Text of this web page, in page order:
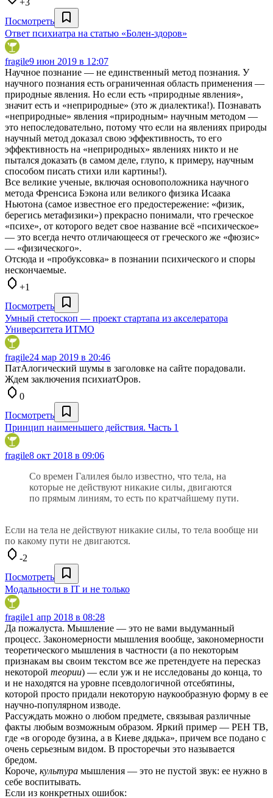
+3
Посмотреть
Ответ психиатра на статью «Болен-здоров»
fragile9 июн 2019 в 12:07
Научное познание — не единственный метод познания. У
научного познания есть ограниченная область применения —
природные явления. Но если есть «природные явления»,
значит есть и «неприродные» (это ж диалектика!). Познавать
«неприродные» явления «природным» научным методом —
это непоследовательно, потому что если на явлениях природы
научный метод доказал свою эффективность, то его
эффективность на «неприродных» явлениях никто и не
пытался доказать (в самом деле, глупо, к примеру, научным
способом писать стихи или картины!).
Все великие ученые, включая основоположника научного
метода Френсиса Бэкона или великого физика Исаака
Ньютона (самое известное его предостережение: «физик,
берегись метафизики») прекрасно понимали, что греческое
«психе», от которого ведет свое название всё «психическое»
— это всегда нечто отличающееся от греческого же «фюзис»
— «физического».
Отсюда и «пробуксовка» в познании психического и споры
нескончаемые.
+1
Посмотреть
Умный стетоскоп — проект стартапа из акселератора
Университета ИТМО
fragile24 мар 2019 в 20:46
ПатАлогический шумы в заголовке на сайте порадовали.
Ждем заключения психиатОров.
0
Посмотреть
Принцип наименьшего действия. Часть 1
fragile8 окт 2018 в 09:06
Со времен Галилея было известно, что тела, на
которые не действуют никакие силы, двигаются
по прямым линиям, то есть по кратчайшему пути.
Если на тела не действуют никакие силы, то тела вообще ни
по какому пути не двигаются.
-2
Посмотреть
Модальности в IT и не только
fragile1 апр 2018 в 08:28
Да пожалуста. Мышление — это не вами выдуманный
процесс. Закономерности мышления вообще, закономерности
теоретического мышления в частности (а по некоторым
признакам вы своим текстом все же претендуете на пересказ
некоторой теории) — если уж и не исследованы до конца, то
и не находятся на уровне псевдологичной отсебятины,
которой просто придали некоторую наукообразную форму в ее
научно-популярном изводе.
Рассуждать можно о любом предмете, связывая различные
факты любым возможным образом. Яркий пример — РЕН ТВ,
где «в огороде бузина, а в Киеве дядька», причем все подано с
очень серьезным видом. В просторечьи это называется
бредом.
Короче, культура мышления — это не пустой звук: ее нужно в
себе воспитывать.
Если из конкретных ошибок: